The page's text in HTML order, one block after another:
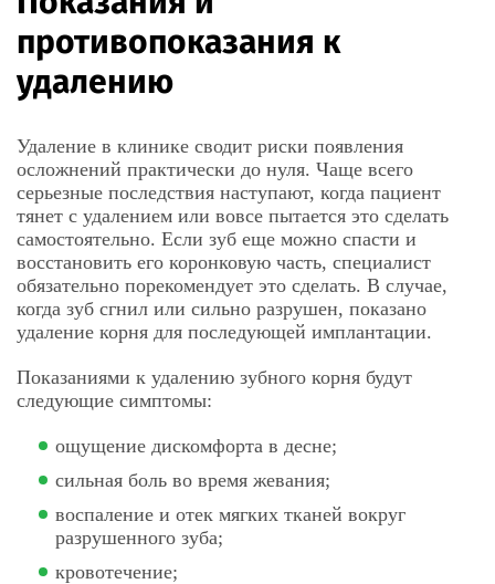
Удаление ретинированного зуба
сложное с разъединением
корней
Удаление дистопированного
корней
Подсадка костного материала
при удалении зуба
14 000 ₽
Удаление экзостоза в области 1-
го зуба
4 900 ₽
Ампутация корня 6 400 ₽
Удаление подвижного
Удаление молочного зуба
Удаление постоянного зуба
простое
противопоказания к
удалению
Удаление в клинике сводит риски появления
осложнений практически до нуля. Чаще всего
серьезные последствия наступают, когда пациент
тянет с удалением или вовсе пытается это сделать
самостоятельно. Если зуб еще можно спасти и
восстановить его коронковую часть, специалист
обязательно порекомендует это сделать. В случае,
когда зуб сгнил или сильно разрушен, показано
удаление корня для последующей имплантации.
Показаниями к удалению зубного корня будут
следующие симптомы:
ощущение дискомфорта в десне;
сильная боль во время жевания;
воспаление и отек мягких тканей вокруг
разрушенного зуба;
кровотечение;